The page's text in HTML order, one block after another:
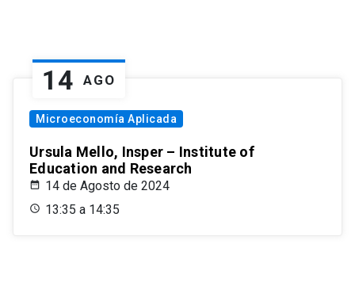
14 AGO
Microeconomía Aplicada
Ursula Mello, Insper – Institute of
Education and Research
14 de Agosto de 2024
13:35 a 14:35